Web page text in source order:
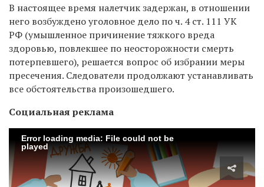
В настоящее время налетчик задержан, в отношении
него возбуждено уголовное дело по ч. 4 ст. 111 УК
РФ (умышленное причинение тяжкого вреда
здоровью, повлекшее по неосторожности смерть
потерпевшего), решается вопрос об избрании меры
пресечения. Следователи продолжают устанавливать
все обстоятельства произошедшего.
Социальная реклама
Error loading media: File could not be
played